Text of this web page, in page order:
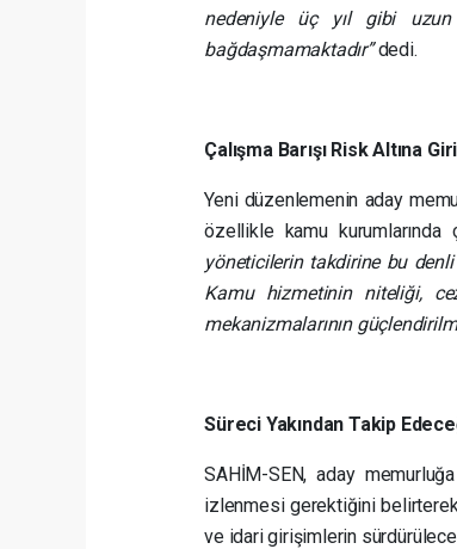
nedeniyle üç yıl gibi
bağdaşmamaktadır”dedi.
Çalışma Barışı Risk Altına
Yeni düzenlemenin aday
özellikle kamu kurumlarında
yöneticilerin takdirine bu denli
Kamu hizmetinin niteliği,
mekanizmalarının
Süreci Yakından Takip
SAHİM-SEN, aday
izlenmesi gerektiğini belirterek,
ve idari girişimlerin